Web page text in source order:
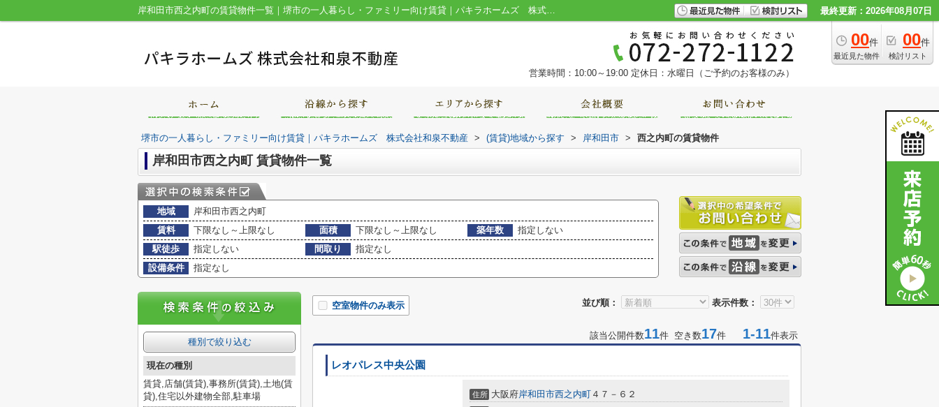
岸和田市西之内町の賃貸物件一覧｜堺市の一人暮らし・ファミリー向け賃貸｜パキラホームズ 株式会社和泉不動産 最終更新：2026年08月07日
00件
最近見た物件
00件
検討リスト
営業時間：10:00～19:00 定休日：水曜日（ご予約のお客様のみ）
堺市の一人暮らし・ファミリー向け賃貸｜パキラホームズ 株式会社和泉不動産 > (賃貸)地域から探す > 岸和田市 > 西之内町の賃貸物件
岸和田市西之内町 賃貸物件一覧
地域
岸和田市西之内町
賃料
下限なし～上限なし 面積 下限なし～上限なし 築年数
指定しない
駅徒歩
指定しない 間取り
指定なし
設備条件
指定なし
並び順： 表示件数：
空室物件のみ表示
該当公開件数11件 空き数17件 1-11件表示
レオパレス中央公園
住所 大阪府岸和田市西之内町 ４７－６２
種別で絞り込む
現在の種別
賃貸,店舗(賃貸),事務所(賃貸),土地(賃
貸),住宅以外建物全部,駐車場